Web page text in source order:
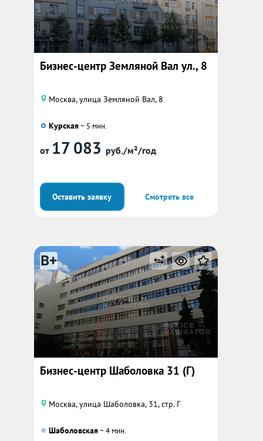
Бизнес-центр Земляной Вал ул., 8
Москва, улица Земляной Вал, 8
Курская~ 5 мин.
от 17 083 руб./м²/год
Оставить заявку Смотреть все
B+
Бизнес-центр Шаболовка 31 (Г)
Москва, улица Шаболовка, 31, стр. Г
Шаболовская~ 4 мин.